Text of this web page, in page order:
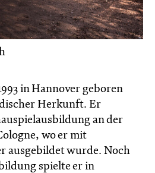
in Hannover geboren
Herkunft. Er
an der
wo er mit
ausgebildet wurde. Noch
spielte er in